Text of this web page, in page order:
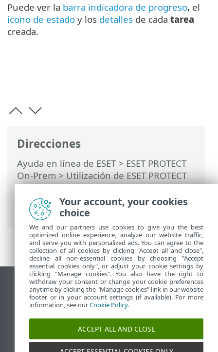
Direcciones
Ayuda en línea de ESET> ESET PROTECT
On-Prem>Utilización de ESET PROTECT
On-Prem>ESET PROTECT On-Prem Menú
principal
>Tareas>Tareas del servidor>
Cambiar nombre de los ordenadores
Puede ver la barra indicadora de progreso, el
icono de estado y los detalles de cada tarea
creada.
Ver sitio para ordenador
End of Life
Base de conocimiento de ESET
ESET Status Portal
Soporte técnico regional
Your account, your cookies
choice
We and our partners use cookies to give you the best
optimized online experience, analyze our website traffic,
and serve you with personalized ads. You can agree to the
collection of all cookies by clicking "Accept all and close",
decline all non-essential cookies by choosing "Accept
essential cookies only", or adjust your cookie settings by
clicking "Manage cookies". You also have the right to
withdraw your consent or change your cookie preferences
anytime by clicking the "Manage cookies" link in our website
footer or in your account settings (if available). For more
information, see ourCookie Policy.
ACCEPT ALL AND CLOSE